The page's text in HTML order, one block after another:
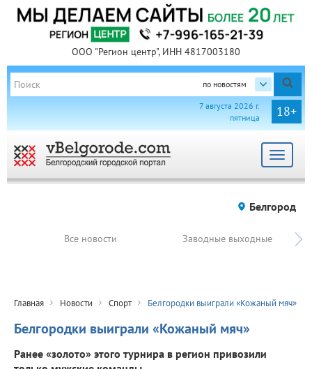
ООО "Регион центр", ИНН 4817003180
по новостям
18+
7 августа 2026 г.
пятница
Toggle
Белгород
Все новости Заводные выходные
Главная Новости Спорт Белгородки выиграли «Кожаный мяч»
Белгородки выиграли «Кожаный мяч»
Ранее «золото» этого турнира в регион привозили